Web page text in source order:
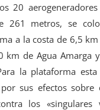
20
261 metros, se
a la costa de 6,5
km de Agua Amarga
la plataforma
por sus efectos sobre
los «singulares